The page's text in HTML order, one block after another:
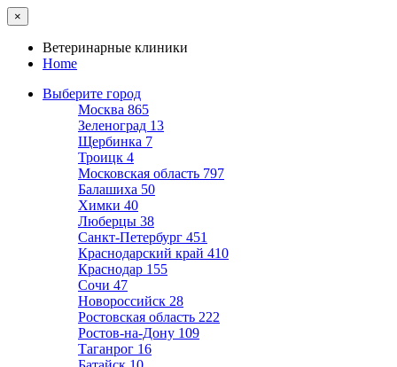
×
Ветеринарные клиники
Home
Выберите город
Москва 865
Зеленоград 13
Щербинка 7
Троицк 4
Московская область 797
Балашиха 50
Химки 40
Люберцы 38
Санкт-Петербург 451
Краснодарский край 410
Краснодар 155
Сочи 47
Новороссийск 28
Ростовская область 222
Ростов-на-Дону 109
Таганрог 16